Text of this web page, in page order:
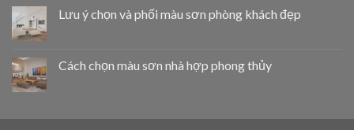
Lưu ý chọn và phối màu sơn phòng khách đẹp
Cách chọn màu sơn nhà hợp phong thủy